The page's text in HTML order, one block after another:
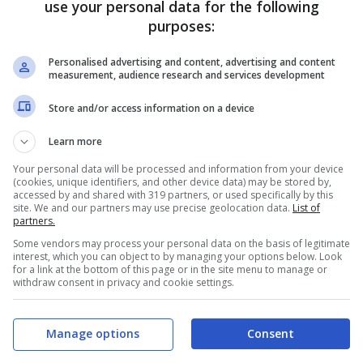
i cuccioli sono stati scopertiall’interno di un vecchio
La loro casa improvvisata era destinata alla discarica,
Per fortuna, sono stati salvati e riuniti alla loro
su TikTok.
web, si può prendere atto che lagentilezza umana
abbandoni e maltrattamenti, ma anche solo un video
fiducia nell’umanità.
use your personal data for the following
purposes:
Personalised advertising and content, advertising and content
measurement, audience research and services development
Store and/or access information on a device
Learn more
Your personal data will be processed and information from your device
(cookies, unique identifiers, and other device data) may be stored by,
accessed by and shared with 319 partners, or used specifically by this
site. We and our partners may use precise geolocation data. List of
partners.
Some vendors may process your personal data on the basis of legitimate
interest, which you can object to by managing your options below. Look
for a link at the bottom of this page or in the site menu to manage or
withdraw consent in privacy and cookie settings.
Consent
Manage options